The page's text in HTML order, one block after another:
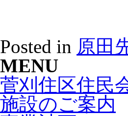
Posted in 原田
MENU
菅刈住区住民
施設のご案内